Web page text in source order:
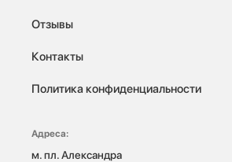
Отзывы
Контакты
Политика конфиденциальности
Адреса:
м. пл. Александра